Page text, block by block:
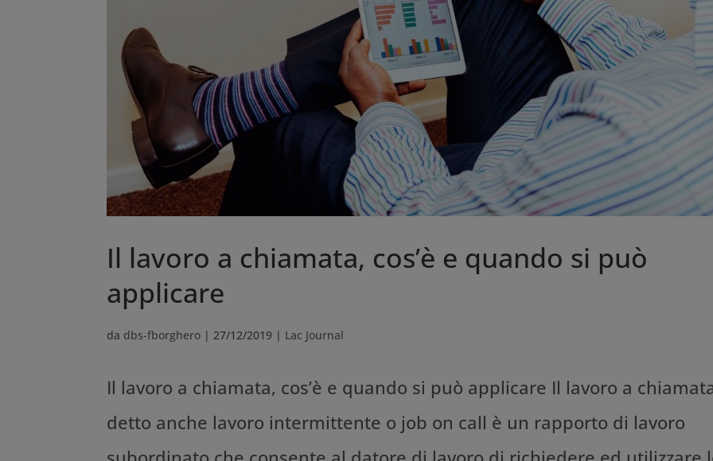
Il lavoro a chiamata, cos’è e quando si può
applicare
da dbs-fborghero |27/12/2019 | Lac Journal
Il lavoro a chiamata, cos’è e quando si può applicare Il lavoro a
detto anche lavoro intermittente o job on call è un rapporto di lavoro